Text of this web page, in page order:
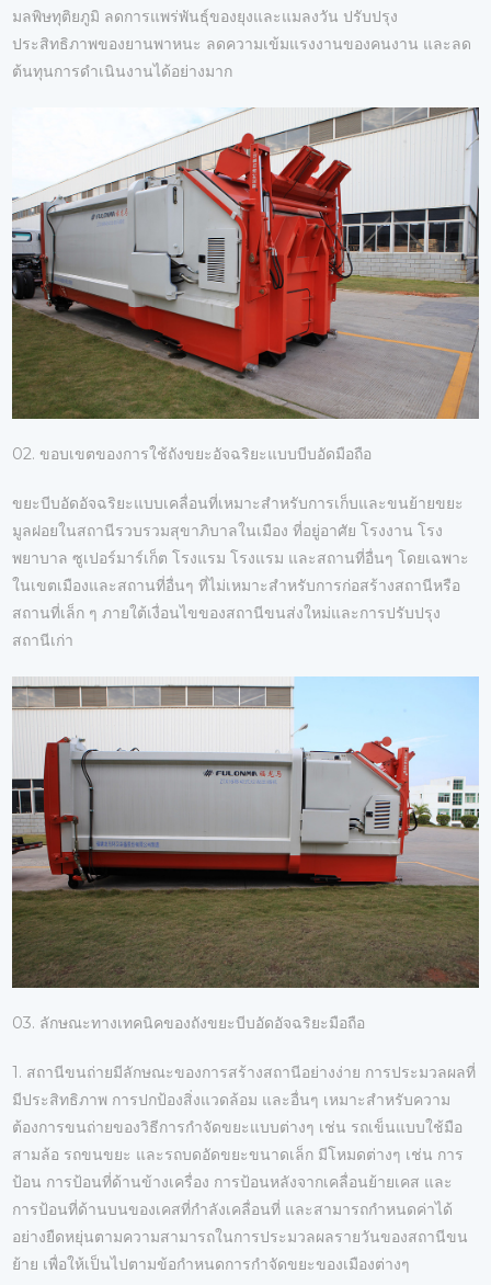
มลพิษทุติยภูมิ ลดการแพร่พันธุ์ของยุงและแมลงวัน ปรับปรุง
ประสิทธิภาพของยานพาหนะ ลดความเข้มแรงงานของคนงาน และลด
ต้นทุนการดำเนินงานได้อย่างมาก
02. ขอบเขตของการใช้ถังขยะอัจฉริยะแบบบีบอัดมือถือ
ขยะบีบอัดอัจฉริยะแบบเคลื่อนที่เหมาะสำหรับการเก็บและขนย้ายขยะ
มูลฝอยในสถานีรวบรวมสุขาภิบาลในเมือง ที่อยู่อาศัย โรงงาน โรง
พยาบาล ซูเปอร์มาร์เก็ต โรงแรม โรงแรม และสถานที่อื่นๆ โดยเฉพาะ
ในเขตเมืองและสถานที่อื่นๆ ที่ไม่เหมาะสำหรับการก่อสร้างสถานีหรือ
สถานที่เล็ก ๆ ภายใต้เงื่อนไขของสถานีขนส่งใหม่และการปรับปรุง
สถานีเก่า
03. ลักษณะทางเทคนิคของถังขยะบีบอัดอัจฉริยะมือถือ
1. สถานีขนถ่ายมีลักษณะของการสร้างสถานีอย่างง่าย การประมวลผลที่
มีประสิทธิภาพ การปกป้องสิ่งแวดล้อม และอื่นๆ เหมาะสำหรับความ
ต้องการขนถ่ายของวิธีการกำจัดขยะแบบต่างๆ เช่น รถเข็นแบบใช้มือ
สามล้อ รถขนขยะ และรถบดอัดขยะขนาดเล็ก มีโหมดต่างๆ เช่น การ
ป้อน การป้อนที่ด้านข้างเครื่อง การป้อนหลังจากเคลื่อนย้ายเคส และ
การป้อนที่ด้านบนของเคสที่กำลังเคลื่อนที่ และสามารถกำหนดค่าได้
อย่างยืดหยุ่นตามความสามารถในการประมวลผลรายวันของสถานีขน
ย้าย เพื่อให้เป็นไปตามข้อกำหนดการกำจัดขยะของเมืองต่างๆ